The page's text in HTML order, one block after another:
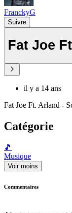
FranckyG
Suivre
Fat Joe
il y a 14 ans
Fat Joe Ft. Arland -
Catégorie
🎵
Musique
Voir moins
Commentaires